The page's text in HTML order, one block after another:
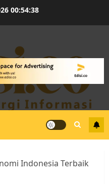
00:54:39
Indonesia Terbaik